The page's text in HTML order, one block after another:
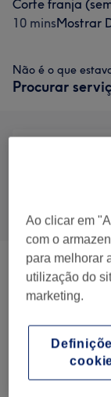
Corte franja
10 minsMostrar
Não é o que
Procurar
Cabeleireiro (29
Comentários
Ao clicar em
com o
para melhorar
utilização do
marketing.